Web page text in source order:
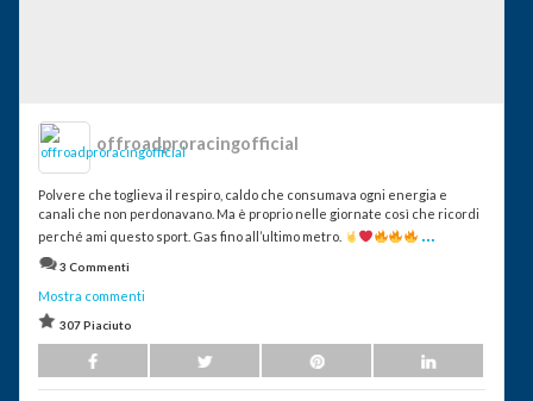
offroadproracingofficial
Polvere che toglieva il respiro, caldo che consumava ogni energia e
canali che non perdonavano. Ma è proprio nelle giornate così che ricordi
perché ami questo sport. Gas fino all’ultimo metro.
...
3 Commenti
Mostra commenti
307 Piaciuto